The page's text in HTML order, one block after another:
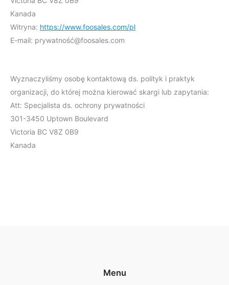
Kanada
Witryna: https://www.foosales.com/pl
E-mail: prywatność@foosales.com
Wyznaczyliśmy osobę kontaktową ds. polityk i praktyk
organizacji, do której można kierować skargi lub zapytania:
Att: Specjalista ds. ochrony prywatności
301-3450 Uptown Boulevard
Victoria BC V8Z 0B9
Kanada
Menu